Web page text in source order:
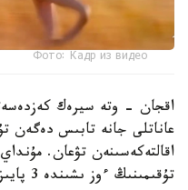
Фото: Кадр из видео
اقجان - وتە سيرەك
عاناتلى جانە تابىس دەگەن
اقالتەكەسىنەن تۋعان.
تۇقىمىنىڭ ءوز ىشىندە 3 پايىزعا جەتپەيدى.